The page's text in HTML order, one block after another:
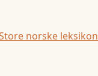
norske leksikon